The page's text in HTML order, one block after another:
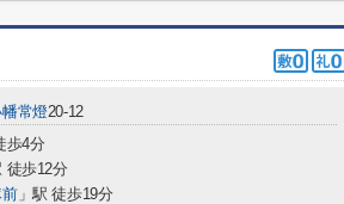
常燈20-12
歩4分
徒歩12分
」駅 徒歩19分